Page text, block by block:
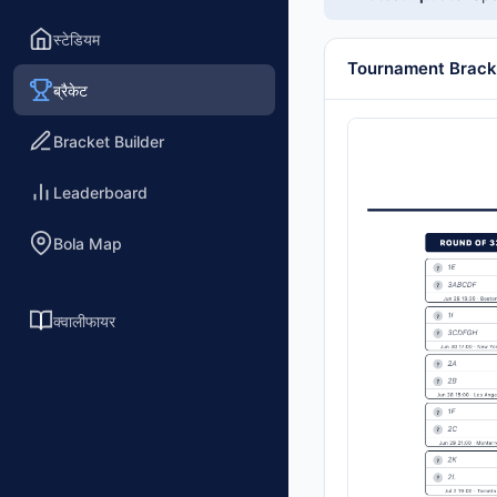
स्टेडियम
ब्रैकेट
Bracket Builder
Leaderboard
Bola Map
क्वालीफायर
Tournament